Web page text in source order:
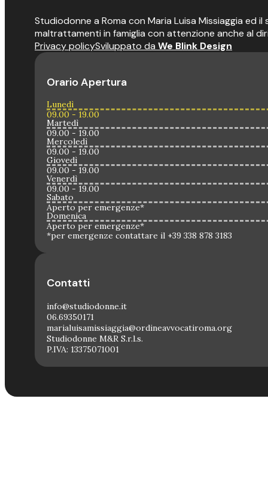
Studiodonne a Roma con Maria Luisa Missiaggia ed
maltrattamenti in famiglia con attenzione anche al
Privacy policySviluppato da We Blink Design
Orario Apertura
Lunedì
09.00 - 19.00
Martedì
09.00 - 19.00
Mercoledì
09.00 - 19.00
Giovedì
09.00 - 19.00
Venerdì
09.00 - 19.00
Sabato
Aperto per emergenze*
Domenica
Aperto per emergenze*
*per emergenze contattare il +39 338 878 3183
Contatti
info@studiodonne.it
06.69350171
marialuisamissiaggia@ordineavvocatiroma.org
Studiodonne M&R S.r.l.s.
P.IVA: 13375071001